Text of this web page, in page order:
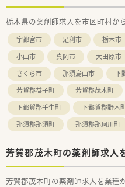
栃木県の薬剤師求人を市区町村か
宇都宮市 足利市 栃木市
小山市
真岡市 大田原市
さくら市
那須烏山市 下
芳賀郡益子町
芳賀郡茂木町
下都賀郡壬生町
下都賀郡野木
那須郡那須町
那須郡那珂川町
芳賀郡茂木町の薬剤師求人
芳賀郡茂木町の薬剤師求人を業種